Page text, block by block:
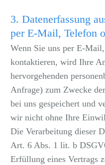
3. Datenerfassung
per E-Mail, Telefon
Wenn Sie uns per E-
kontaktieren, wird Ihre
hervorgehenden
Anfrage) zum Zwecke
bei uns gespeichert und
wir nicht ohne Ihre
Die Verarbeitung dieser
Art. 6 Abs. 1 lit. b
Erfüllung eines Vertrags